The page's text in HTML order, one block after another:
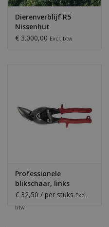
zo gelijk mogelijk te zijn als
Dierenverblijf R5
Nissenhut
€ 3.000,00 Excl. btw
Professionele
blikschaar, links
€ 32,50 / per stuks Excl.
btw